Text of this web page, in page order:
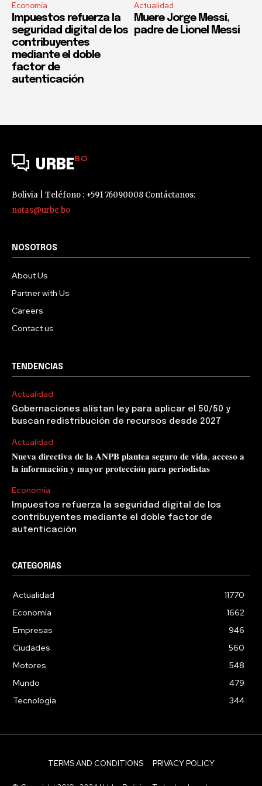
Economía
Impuestos refuerza la
seguridad digital de los
contribuyentes
mediante el doble
factor de
autenticación
Actualidad
Muere Jorge Messi,
padre de Lionel Messi
URBEBO
Bolivia | Teléfono : +591 76090008 Contáctanos:
notas@urbe.bo
NOSOTROS
About Us
Partner with Us
Careers
Contact us
TENDENCIAS
Actualidad
Gobernaciones alistan ley para aplicar el 50/50 y
buscan redistribución de recursos desde 2027
Actualidad
𝐍𝐮𝐞𝐯𝐚 𝐝𝐢𝐫𝐞𝐜𝐭𝐢𝐯𝐚 𝐝𝐞 𝐥𝐚 𝐀𝐍𝐏𝐁 𝐩𝐥𝐚𝐧𝐭𝐞𝐚 𝐬𝐞𝐠𝐮𝐫𝐨 𝐝𝐞 𝐯𝐢𝐝𝐚, 𝐚𝐜𝐜𝐞𝐬𝐨 𝐚
𝐥𝐚 𝐢𝐧𝐟𝐨𝐫𝐦𝐚𝐜𝐢𝐨́𝐧 𝐲 𝐦𝐚𝐲𝐨𝐫 𝐩𝐫𝐨𝐭𝐞𝐜𝐜𝐢𝐨́𝐧 𝐩𝐚𝐫𝐚 𝐩𝐞𝐫𝐢𝐨𝐝𝐢𝐬𝐭𝐚𝐬
Economía
Impuestos refuerza la seguridad digital de los
contribuyentes mediante el doble factor de
autenticación
CATEGORIAS
Actualidad
11770
Economía
1662
Empresas
946
Ciudades
560
Motores
548
Mundo
479
Tecnología
344
TERMS AND CONDITIONS PRIVACY POLICY